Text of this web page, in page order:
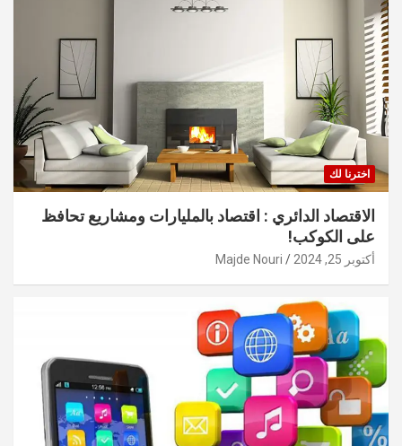
اخترنا لك
الاقتصاد الدائري : اقتصاد بالمليارات ومشاريع تحافظ
على الكوكب!
أكتوبر 25, 2024 Majde Nouri